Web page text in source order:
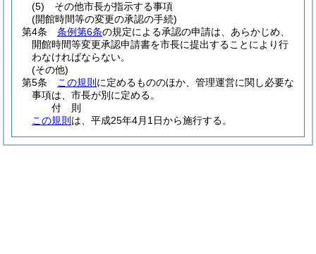
(5)
その他市長が指示する事項
(開館時間等の変更の承認の手続)
第4条
条例第6条の規定による承認の申請は、あらかじめ、
開館時間等変更承認申請書を市長に提出することにより行
わなければならない。
(その他)
第5条
この規則 に定めるもののほか、管理運営に関し必要な
事項は、市長が別に定める。
付 則
この規則 は、平成25年4月1日から施行する。